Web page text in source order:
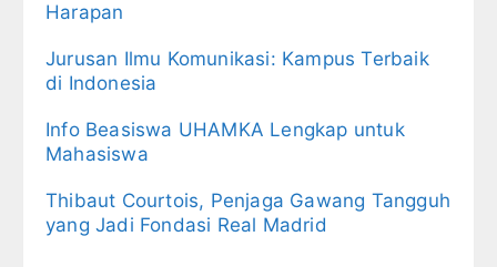
Harapan
Jurusan Ilmu Komunikasi: Kampus Terbaik
di Indonesia
Info Beasiswa UHAMKA Lengkap untuk
Mahasiswa
Thibaut Courtois, Penjaga Gawang Tangguh
yang Jadi Fondasi Real Madrid